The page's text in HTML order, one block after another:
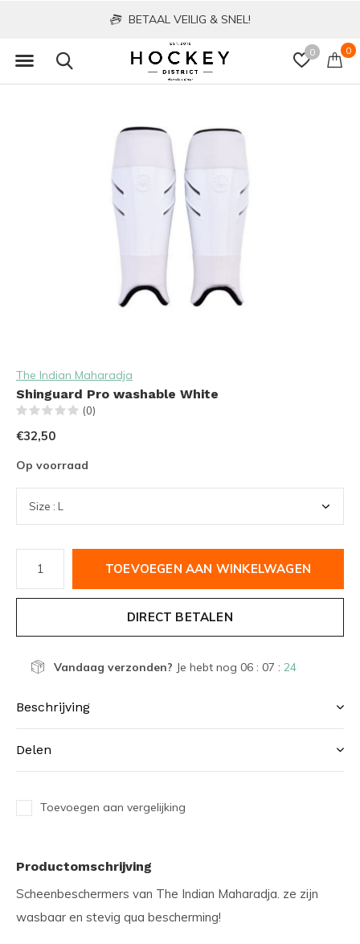
0 0
BETAAL VEILIG & SNEL!
The Indian Maharadja
Shinguard Pro washable White
(0)
€32,50
Op voorraad
TOEVOEGEN AAN WINKELWAGEN
DIRECT BETALEN
Vandaag verzonden? Je hebt nog 06 : 07 : 24
Beschrijving
Delen
Toevoegen aan vergelijking
Productomschrijving
Scheenbeschermers van The Indian Maharadja. ze zijn
wasbaar en stevig qua bescherming!